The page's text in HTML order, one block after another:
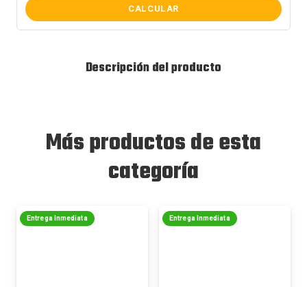
CALCULAR
Descripción del producto
Más productos de esta
categoría
Entrega Inmediata Entrega Inmediata